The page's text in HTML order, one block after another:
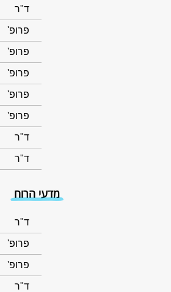
ד"ר
פרופ'
פרופ'
פרופ'
פרופ'
פרופ'
ד"ר
ד"ר
מדעי הרוח
ד"ר
פרופ'
פרופ'
ד"ר